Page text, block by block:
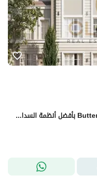
فيلا مستقلة للبيع في كمبوند بترفلاي Butterfly بأفضل أنظمة السداد اقل مقدم + خصم كبير للكاش